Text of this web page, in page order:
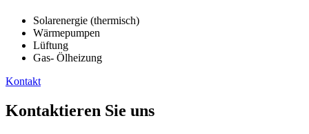
Solarenergie (thermisch)
Wärmepumpen
Lüftung
Gas- Ölheizung
Kontakt
Kontaktieren Sie uns